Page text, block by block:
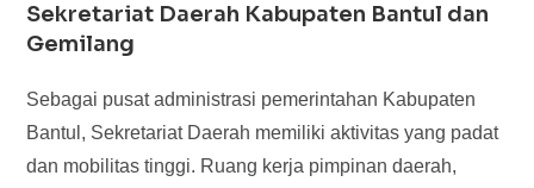
Sekretariat Daerah Kabupaten Bantul dan
Gemilang
Sebagai pusat administrasi pemerintahan Kabupaten
Bantul, Sekretariat Daerah memiliki aktivitas yang padat
dan mobilitas tinggi. Ruang kerja pimpinan daerah,